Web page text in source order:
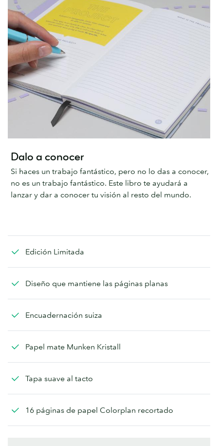
Dalo a conocer
Si haces un trabajo fantástico, pero no lo das a conocer,
no es un trabajo fantástico. Este libro te ayudará a
lanzar y dar a conocer tu visión al resto del mundo.
Edición Limitada
Diseño que mantiene las páginas planas
Encuadernación suiza
Papel mate Munken Kristall
Tapa suave al tacto
16 páginas de papel Colorplan recortado